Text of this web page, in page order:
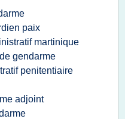
paix
martinique
gendarme
penitentiaire
adjoint